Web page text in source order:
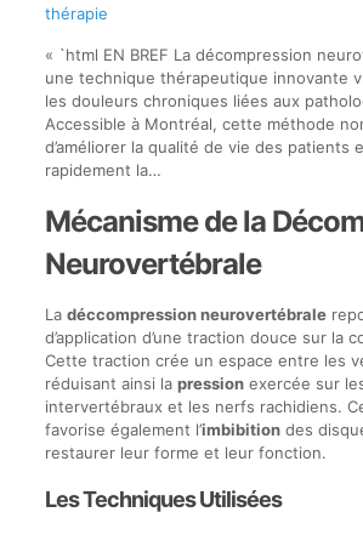
thérapie
« `html EN BREF La décompression
une technique thérapeutique innovante
les douleurs chroniques liées aux
Accessible à Montréal, cette méthode
d’améliorer la qualité de vie des patients
rapidement la…
Mécanisme de la
Neurovertébrale
La déccompression neurovertébrale
d’application d’une traction douce sur la
Cette traction crée un espace entre les
réduisant ainsi la pressionexercée sur
intervertébraux et les nerfs rachidiens.
favorise également l’imbibitiondes
restaurer leur forme et leur fonction.
Les Techniques Utilisées